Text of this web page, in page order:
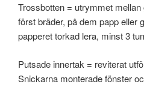
Trossbotten = utrymmet
först bräder, på dem papp eller
papperet torkad lera, minst 3
Putsade innertak = reviterat
Snickarna monterade fönster